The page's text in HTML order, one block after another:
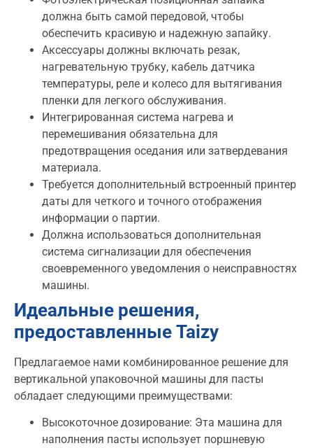
должна быть самой передовой, чтобы
обеспечить красивую и надежную запайку.
Аксессуары должны включать резак,
нагревательную трубку, кабель датчика
температуры, реле и колесо для вытягивания
пленки для легкого обслуживания.
Интегрированная система нагрева и
перемешивания обязательна для
предотвращения оседания или затвердевания
материала.
Требуется дополнительный встроенный принтер
даты для четкого и точного отображения
информации о партии.
Должна использоваться дополнительная
система сигнализации для обеспечения
своевременного уведомления о неисправностях
машины.
Идеальные решения,
предоставленные Taizy
Предлагаемое нами комбинированное решение для
вертикальной упаковочной машины для пасты
обладает следующими преимуществами:
Высокоточное дозирование: Эта машина для
наполнения пасты использует поршневую